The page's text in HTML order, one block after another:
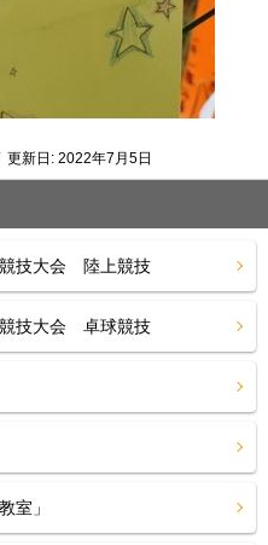
更新日: 2022年7月5日
技大会 陸上競技
技大会 卓球競技
室」